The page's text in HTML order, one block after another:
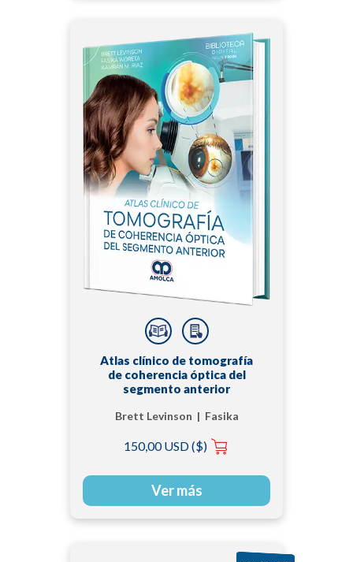
Atlas clínico de tomografía
de coherencia óptica del
segmento anterior
Brett Levinson | Fasika
Riaz
150,00 USD ($)
Ver más